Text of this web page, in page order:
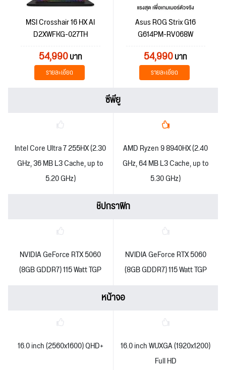
MSI Crosshair 16 HX AI
D2XWFKG-027TH
54,990บาท
รายละเอียด
Asus ROG Strix G16
G614PM-RV068W
54,990บาท
รายละเอียด
ซีพียู
Intel Core Ultra 7 255HX (2.30
GHz, 36 MB L3 Cache, up to
5.20 GHz)
AMD Ryzen 9 8940HX (2.40
GHz, 64 MB L3 Cache, up to
5.30 GHz)
ชิปกราฟิก
NVIDIA GeForce RTX 5060
(8GB GDDR7) 115 Watt TGP
NVIDIA GeForce RTX 5060
(8GB GDDR7) 115 Watt TGP
หน้าจอ
16.0 inch (2560x1600) QHD+
16.0 inch WUXGA (1920x1200)
Full HD